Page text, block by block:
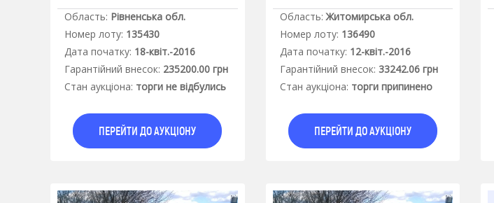
Область: Рівненська обл.
Номер лоту: 135430
Дата початку: 18-квіт.-2016
Гарантiйний внесок: 235200.00 грн
Стан аукцiона: торги не відбулись
ПЕРЕЙТИ ДО АУКЦІОНУ
Область: Житомирська обл.
Номер лоту: 136490
Дата початку: 12-квіт.-2016
Гарантiйний внесок: 33242.06 грн
Стан аукцiона: торги припинено
ПЕРЕЙТИ ДО АУКЦІОНУ